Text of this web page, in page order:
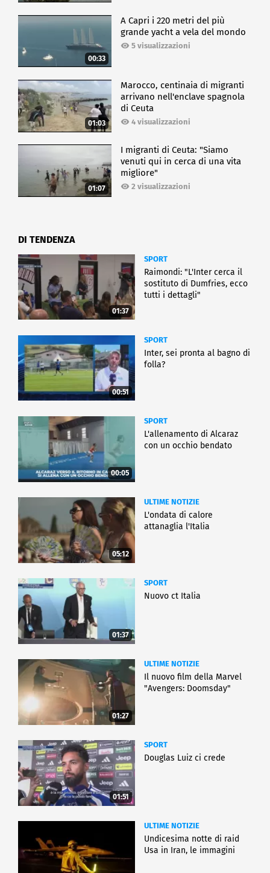
00:33
A Capri i 220 metri del più
grande yacht a vela del mondo
5 visualizzazioni
01:03
Marocco, centinaia di migranti
arrivano nell'enclave spagnola
di Ceuta
4 visualizzazioni
01:07
I migranti di Ceuta: "Siamo
venuti qui in cerca di una vita
migliore"
2 visualizzazioni
DI TENDENZA
01:37
SPORT
Raimondi: "L'Inter cerca il
sostituto di Dumfries, ecco
tutti i dettagli"
00:51
SPORT
Inter, sei pronta al bagno di
folla?
00:05
SPORT
L'allenamento di Alcaraz
con un occhio bendato
05:12
ULTIME NOTIZIE
L'ondata di calore
attanaglia l'Italia
01:37
SPORT
Nuovo ct Italia
01:27
ULTIME NOTIZIE
Il nuovo film della Marvel
"Avengers: Doomsday"
01:51
SPORT
Douglas Luiz ci crede
ULTIME NOTIZIE
Undicesima notte di raid
Usa in Iran, le immagini